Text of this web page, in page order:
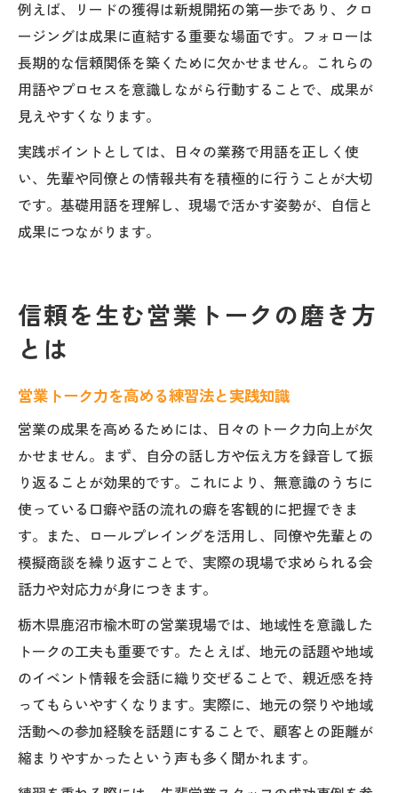
例えば、リードの獲得は新規開拓の第一歩であり、クロ
ージングは成果に直結する重要な場面です。フォローは
長期的な信頼関係を築くために欠かせません。これらの
用語やプロセスを意識しながら行動することで、成果が
見えやすくなります。
実践ポイントとしては、日々の業務で用語を正しく使
い、先輩や同僚との情報共有を積極的に行うことが大切
です。基礎用語を理解し、現場で活かす姿勢が、自信と
成果につながります。
信頼を生む営業トークの磨き方
とは
営業トーク力を高める練習法と実践知識
営業の成果を高めるためには、日々のトーク力向上が欠
かせません。まず、自分の話し方や伝え方を録音して振
り返ることが効果的です。これにより、無意識のうちに
使っている口癖や話の流れの癖を客観的に把握できま
す。また、ロールプレイングを活用し、同僚や先輩との
模擬商談を繰り返すことで、実際の現場で求められる会
話力や対応力が身につきます。
栃木県鹿沼市楡木町の営業現場では、地域性を意識した
トークの工夫も重要です。たとえば、地元の話題や地域
のイベント情報を会話に織り交ぜることで、親近感を持
ってもらいやすくなります。実際に、地元の祭りや地域
活動への参加経験を話題にすることで、顧客との距離が
縮まりやすかったという声も多く聞かれます。